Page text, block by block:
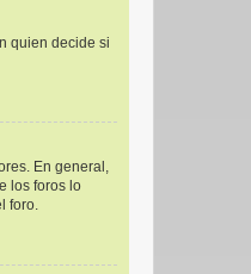
quien decide si
En general,
los foros lo
foro.